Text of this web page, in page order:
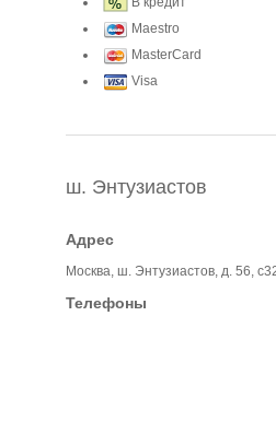
Maestro
MasterCard
Visa
ш. Энтузиастов
Адрес
Москва, ш. Энтузиастов, д. 56,
Телефоны